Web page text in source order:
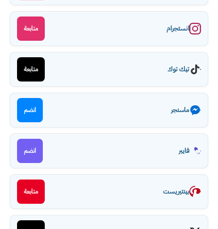
انستجرام متابعة
تيك توك متابعة
ماسنجر انضم
فايبر انضم
بينتيريست متابعة